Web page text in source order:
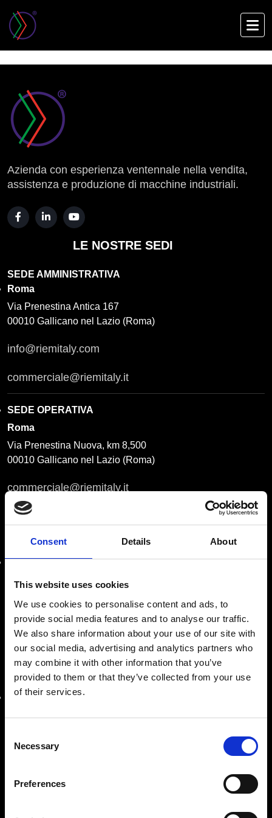
Consent Details About
This website uses cookies
We use cookies to personalise content and ads, to
provide social media features and to analyse our traffic.
We also share information about your use of our site with
our social media, advertising and analytics partners who
may combine it with other information that you’ve
provided to them or that they’ve collected from your use
of their services.
Selection
Necessary
Preferences
main
content
SENZA CATEGORIA
Azienda con esperienza ventennale nella vendita,
assistenza e produzione di macchine industriali.
LE NOSTRE SEDI
SEDE AMMINISTRATIVA
Roma
Via Prenestina Antica 167
00010 Gallicano nel Lazio (Roma)
info@riemitaly.com
commerciale@riemitaly.it
SEDE OPERATIVA
Roma
Via Prenestina Nuova, km 8,500
00010 Gallicano nel Lazio (Roma)
commerciale@riemitaly.it
info@riemitaly.com
SEDE APRILIA
Via Spaccasassi, 1A,
+39 0692062444
aprilia@riemitaly.it
SEDE NAPOLI
Via Libero Bovio, 4
napoli@riemitaly.it